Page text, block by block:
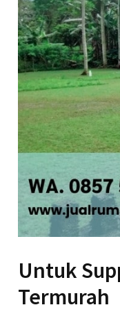
Untuk
Termurah